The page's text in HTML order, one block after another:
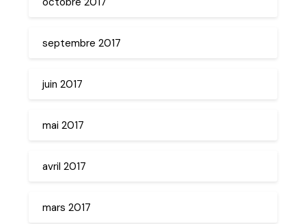
septembre 2017
juin 2017
mai 2017
avril 2017
mars 2017